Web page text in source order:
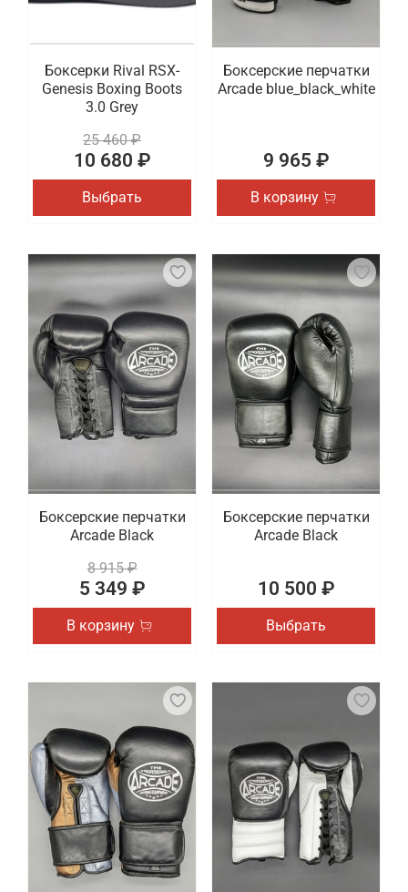
Боксерки Rival RSX-
Genesis Boxing Boots
3.0 Grey
25 460 ₽
10 680 ₽
Выбрать
Боксерские перчатки
Arcade blue_black_white
9 965 ₽
В корзину
Боксерские перчатки
Arcade Black
8 915 ₽
5 349 ₽
В корзину
Боксерские перчатки
Arcade Black
10 500 ₽
Выбрать